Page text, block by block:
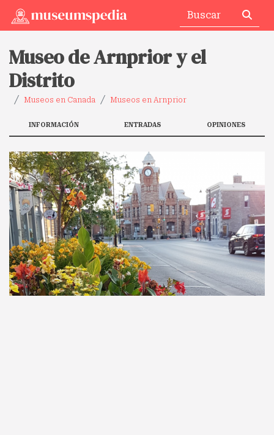
Museo de Arnprior y el
Distrito
Museos en Canada Museos en Arnprior
INFORMACIÓN ENTRADAS OPINIONES